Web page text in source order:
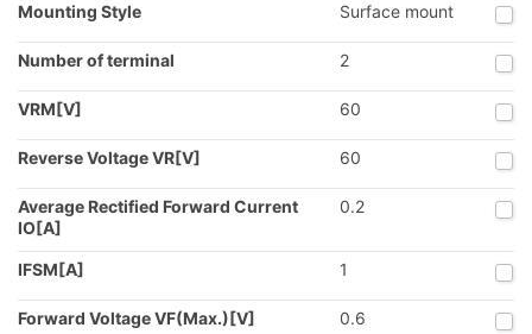
Mounting Style Surface mount
Number of terminal 2
VRM[V] 60
Reverse Voltage VR[V] 60
Average Rectified Forward Current
IO[A]
0.2
IFSM[A] 1
Forward Voltage VF(Max.)[V] 0.6